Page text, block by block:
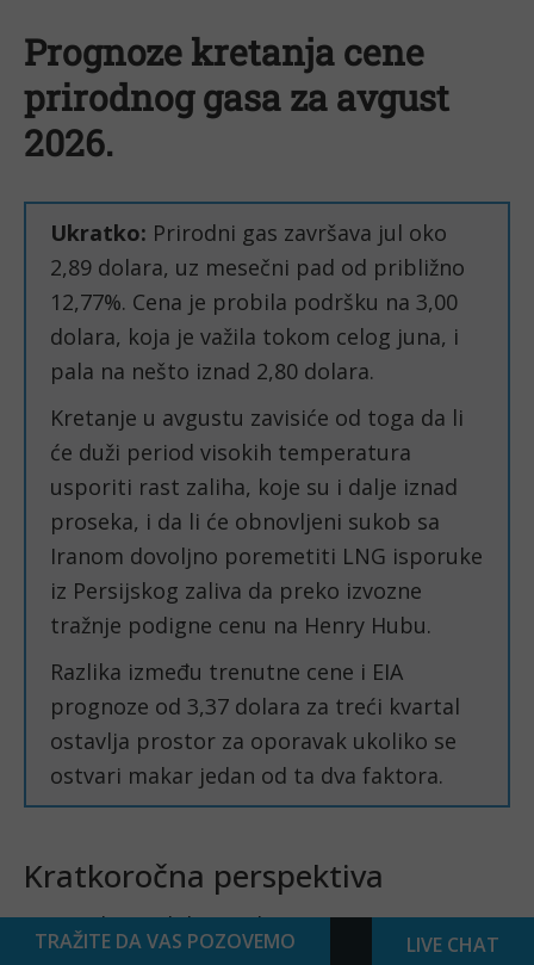
Prognoze kretanja cene
prirodnog gasa za avgust
2026.
Ukratko: Prirodni gas završava jul oko
2,89 dolara, uz mesečni pad od približno
12,77%. Cena je probila podršku na 3,00
dolara, koja je važila tokom celog juna, i
pala na nešto iznad 2,80 dolara.
Kretanje u avgustu zavisiće od toga da li
će duži period visokih temperatura
usporiti rast zaliha, koje su i dalje iznad
proseka, i da li će obnovljeni sukob sa
Iranom dovoljno poremetiti LNG isporuke
iz Persijskog zaliva da preko izvozne
tražnje podigne cenu na Henry Hubu.
Razlika između trenutne cene i EIA
prognoze od 3,37 dolara za treći kvartal
ostavlja prostor za oporavak ukoliko se
ostvari makar jedan od ta dva faktora.
Kratkoročna perspektiva
Cena od 2,89 dolara nalazi se u zoni gusto
TRAŽITE DA VAS POZOVEMO LIVE CHAT